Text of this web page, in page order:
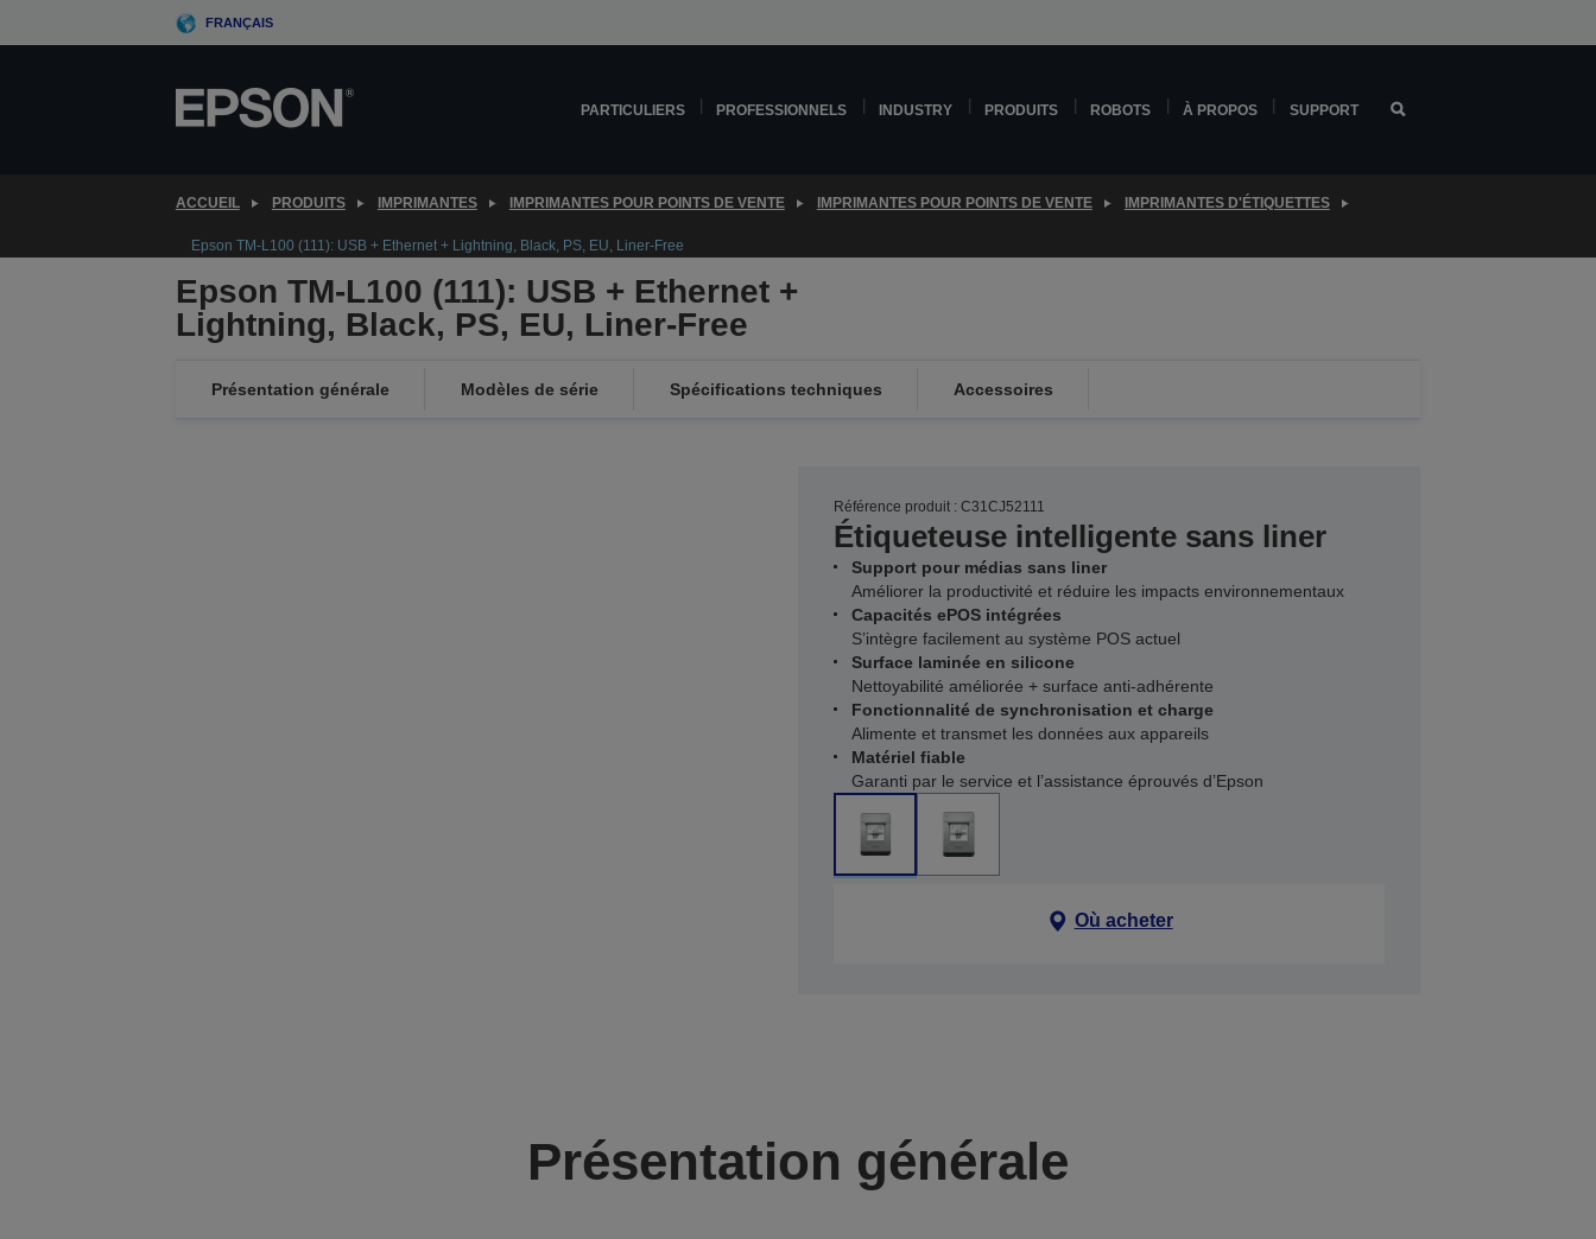
to
FRANÇAIS
PARTICULIERS PROFESSIONNELS INDUSTRY PRODUITS ROBOTS À PROPOS SUPPORT
ACCUEIL PRODUITS IMPRIMANTES IMPRIMANTES POUR POINTS DE VENTE IMPRIMANTES POUR POINTS DE VENTE IMPRIMANTES D'ÉTIQUETTES
Epson TM-L100 (111): USB + Ethernet + Lightning, Black, PS, EU, Liner-Free
Epson TM-L100 (111): USB + Ethernet +
Lightning, Black, PS, EU, Liner-Free
Présentation générale Modèles de série Spécifications techniques Accessoires
Référence produit : C31CJ52111
Étiqueteuse intelligente sans liner
Support pour médias sans liner
Améliorer la productivité et réduire les impacts environnementaux
Capacités ePOS intégrées
S’intègre facilement au système POS actuel
Surface laminée en silicone
Nettoyabilité améliorée + surface anti-adhérente
Fonctionnalité de synchronisation et charge
Alimente et transmet les données aux appareils
Matériel fiable
Garanti par le service et l’assistance éprouvés d’Epson
Où acheter
Présentation générale